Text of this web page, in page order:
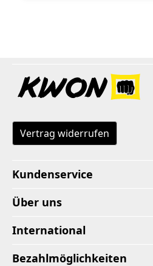
Vertrag widerrufen
Kundenservice
Über uns
International
Bezahlmöglichkeiten